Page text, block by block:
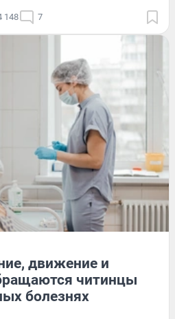
148 7
движение и
читинцы
болезнях